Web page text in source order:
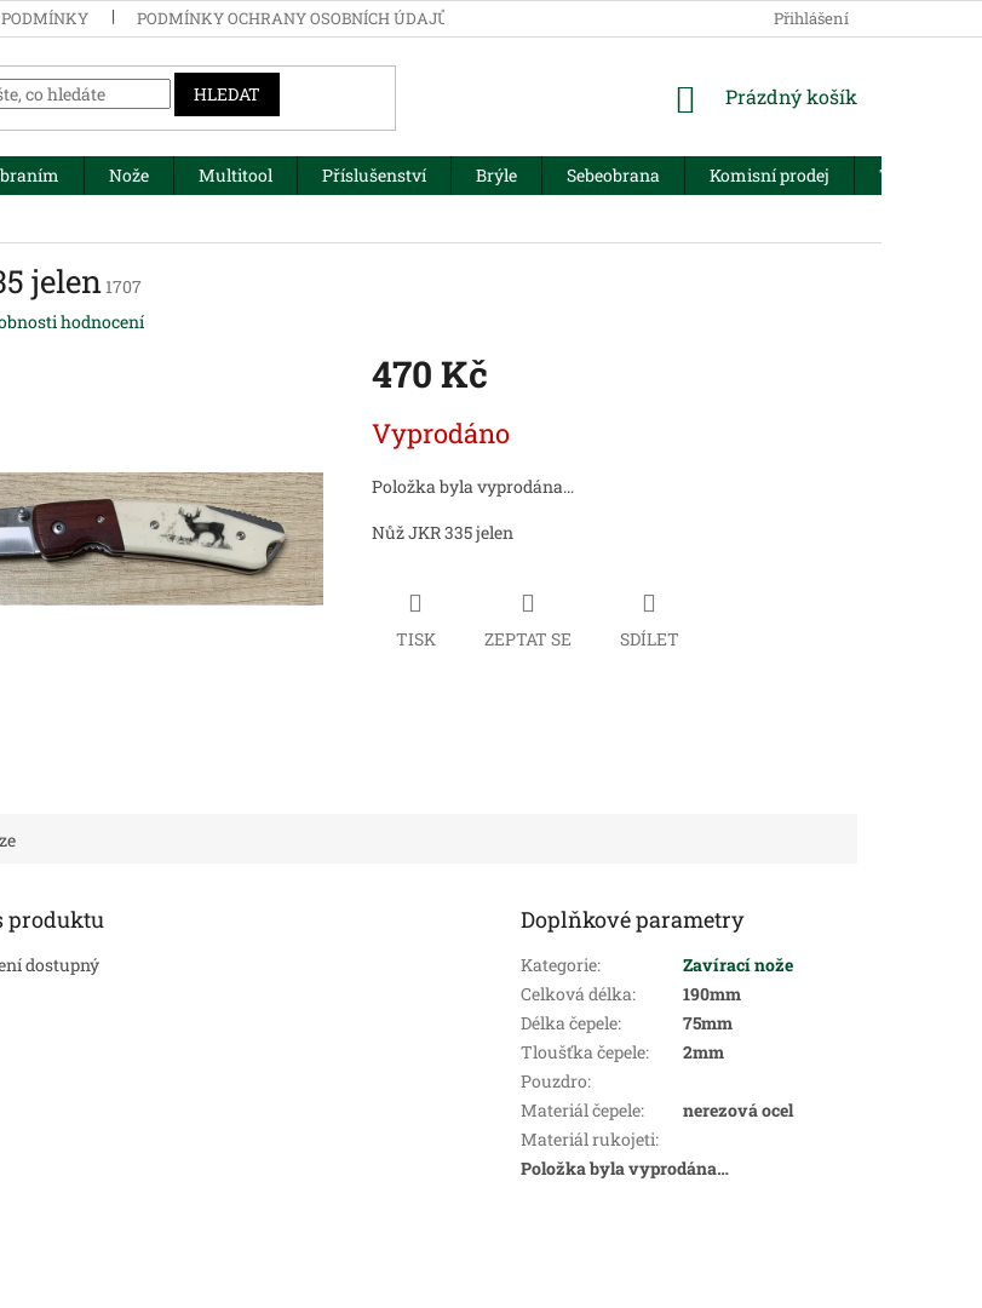
PODMÍNKY PODMÍNKY OCHRANY OSOBNÍCH ÚDAJŮ Přihlášení
HLEDAT
NÁKUPNÍ
Prázdný košík
Nože Multitool Příslušenství Brýle Sebeobrana Komisní prodej
Trezory
jelen 1707
hodnocení
470 Kč
cena:
Vyprodáno
Položka byla vyprodána…
Nůž JKR 335 jelen
TISK ZEPTAT SE SDÍLET
produktu
dostupný
Doplňkové parametry
Kategorie:
Zavírací nože
Celková délka:
190mm
Délka čepele:
75mm
Tloušťka čepele:
2mm
Pouzdro:
Materiál čepele:
nerezová ocel
Materiál rukojeti:
Položka byla vyprodána…